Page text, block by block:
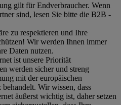
gilt für Endverbraucher. Wenn
sind, lesen Sie bitte die B2B -
zu respektieren und Ihre
Wir werden Ihnen immer
Daten nutzen.
ist unsere Priorität
werden sicher und streng
mit der europäischen
Wir wissen, dass
äußerst wichtig ist, daher setzen